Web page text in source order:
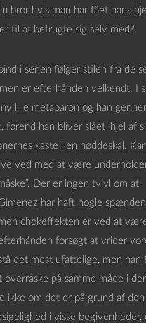
bror hvis man har fået hans
til at befrugte sig selv med?
i serien følger stilen fra de
er efterhånden velkendt. I
lille metabaron og han
førend han bliver slået ihjel af
kaste i en nøddeskal.
ved med at være
Der er ingen tvivl om at
har haft nogle
chokeffekten er ved at
forsøgt at vrider
det mest ufattelige, men han
på samme måde i
ikke om det er på grund af den
i visse begivenheder,